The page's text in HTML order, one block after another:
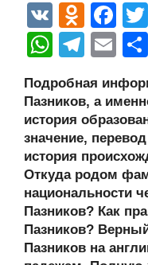
V
K
O
d
n
o
kl
a
ss
ni
ki
F
a
c
e
b
o
o
k
W
at
s
A
p
p
T
e
gr
a
m
E
ail
Подробная
Пазников, а
история
значение,
история
Откуда родом
национальности
Пазников? Как
Пазников?
Пазников на